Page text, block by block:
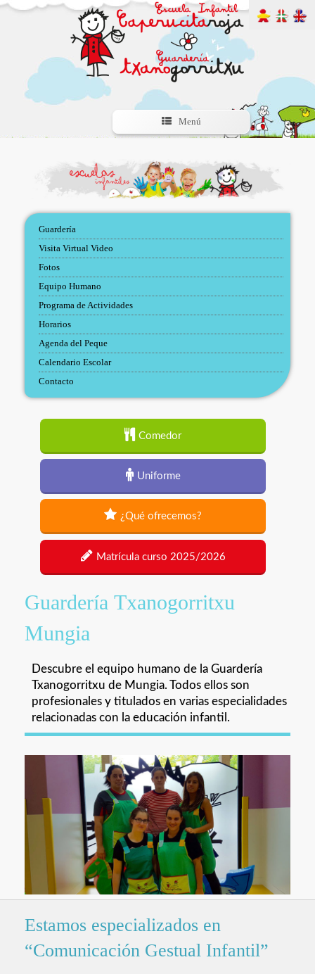
Menú
Guardería
Visita Virtual Video
Fotos
Equipo Humano
Programa de Actividades
Horarios
Agenda del Peque
Calendario Escolar
Contacto
Comedor
Uniforme
¿Qué ofrecemos?
Matrícula curso 2025/2026
Guardería Txanogorritxu
Mungia
Descubre el equipo humano de la Guardería
Txanogorritxu de Mungia. Todos ellos son
profesionales y titulados en varias especialidades
relacionadas con la educación infantil.
Estamos especializados en
“Comunicación Gestual Infantil”